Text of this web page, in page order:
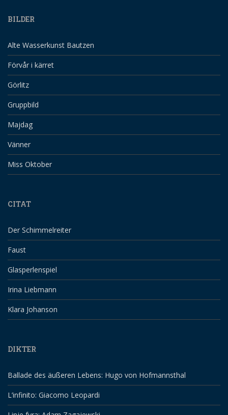
BILDER
Alte Wasserkunst Bautzen
Förvår i kärret
Görlitz
Gruppbild
Majdag
Vänner
Miss Oktober
CITAT
Der Schimmelreiter
Faust
Glasperlenspiel
Irina Liebmann
Klara Johanson
DIKTER
Ballade des äußeren Lebens: Hugo von Hofmannsthal
L’infinito: Giacomo Leopardi